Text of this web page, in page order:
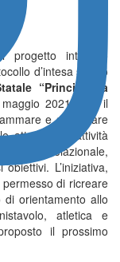
intitolato
d’intesa stretto
“Principessa
2021, con il
e sviluppare
attraverso l’attività
relazionale,
L’iniziativa,
di ricreare
di orientamento allo
atletica e
il prossimo